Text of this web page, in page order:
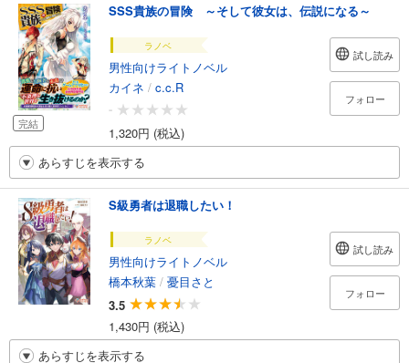
完結
SSS貴族の冒険 ～そして彼女は、伝説になる～
ラノベ
男性向けライトノベル
カイネ / c.c.R
-
1,320円 (税込)
試し読み
フォロー
あらすじを表示する
S級勇者は退職したい！
ラノベ
男性向けライトノベル
橋本秋葉 / 憂目さと
3.5
1,430円 (税込)
試し読み
フォロー
あらすじを表示する